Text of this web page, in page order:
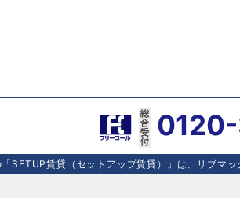
SETUP賃貸（セットアップ賃貸）」は、リブマ